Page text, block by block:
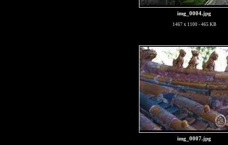
img_0004.jpg
1467 x 1100 - 465 KB
img_0007.jpg